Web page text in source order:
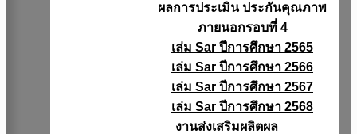
ผลการประเมิน ประกันคุณภาพ
ภายนอกรอบที่ 4
เล่ม Sar ปีการศึกษา 2565
เล่ม Sar ปีการศึกษา 2566
เล่ม Sar ปีการศึกษา 2567
เล่ม Sar ปีการศึกษา 2568
งานส่งเสริมผลิตผล